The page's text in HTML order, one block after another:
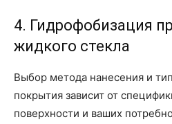
4. Гидрофобизация
жидкого стекла
Выбор метода нанесения и
покрытия зависит от
поверхности и ваших